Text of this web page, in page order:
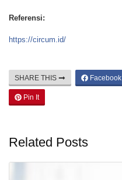
Referensi:
https://circum.id/
SHARE THIS Facebook
Pin It
Related Posts